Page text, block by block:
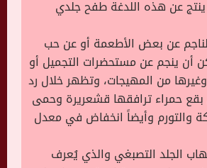
عن هذه اللدغة طفح جلدي
عن بعض الأطعمة أو عن حب
أن ينجم عن مستحضرات التجميل أو
من المهيجات، وتظهر خلال رد
حمراء ترافقها قشعريرة وحمى
والتورم وأيضاً انخفاض في معدل
الجلد التصبغي والذي يُعرف